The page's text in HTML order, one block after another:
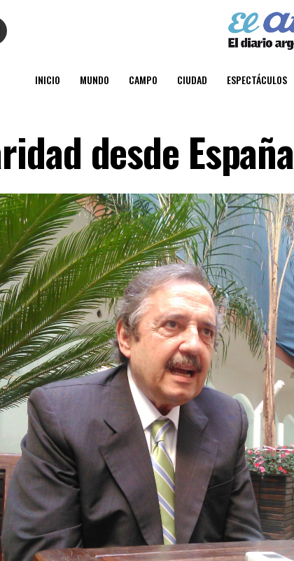
INICIO MUNDO CAMPO CIUDAD ESPECTÁCULOS
desde España